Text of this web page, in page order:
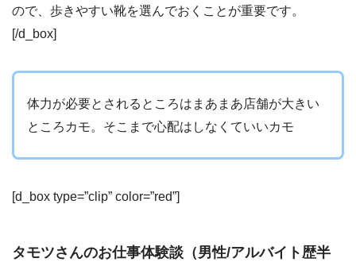
ので、歩きやすい靴を選んでおくことが重要です。
[/d_box]
体力が必要とされるところはまあまあ店舗が大きい
ところカモ。そこまで心配はしなくていいカモ
[d_box type=”clip” color=”red”]
タモツさんのお仕事体験談（男性/アルバイト歴半